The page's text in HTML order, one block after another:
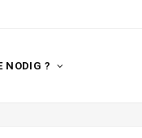
NODIG ?